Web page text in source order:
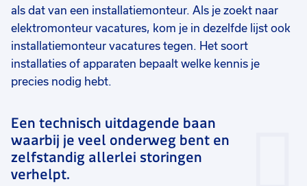
als dat van een installatiemonteur. Als je zoekt naar
elektromonteur vacatures, kom je in dezelfde lijst ook
installatiemonteur vacatures tegen. Het soort
installaties of apparaten bepaalt welke kennis je
precies nodig hebt.
Een technisch uitdagende baan
waarbij je veel onderweg bent en
zelfstandig allerlei storingen
verhelpt.